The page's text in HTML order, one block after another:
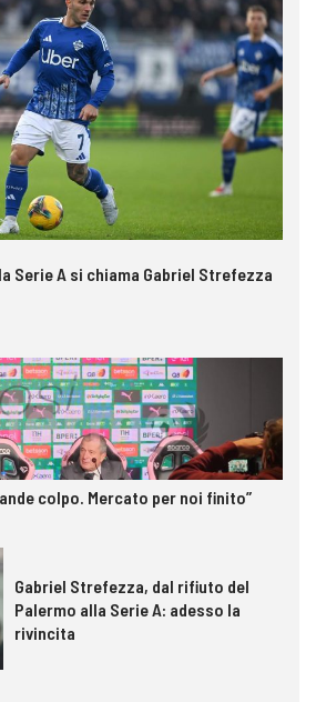
Serie A si chiama Gabriel Strefezza
colpo. Mercato per noi finito”
Gabriel Strefezza, dal rifiuto del
Palermo alla Serie A: adesso la
rivincita